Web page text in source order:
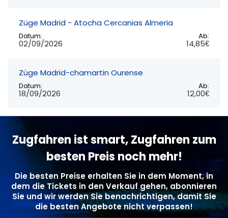
Züge Madrid - Atocha Cercanias Almeria
Datum:
02/09/2026
Ab:
14,85€
Züge Madrid-chamartin Ourense
Datum:
18/09/2026
Ab:
12,00€
Zugfahren ist smart, Zugfahren zum
besten Preis noch mehr!
Die besten Preise erhalten Sie in dem Moment, in
dem die Tickets in den Verkauf gehen, abonnieren
Sie und wir werden Sie benachrichtigen, damit Sie
die besten Angebote nicht verpassen!